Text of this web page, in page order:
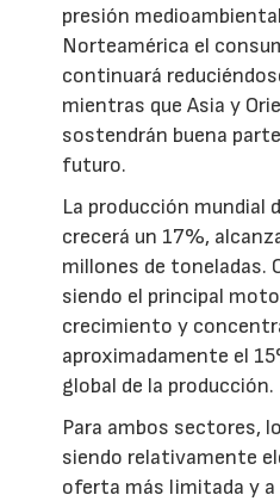
presión
Norteamérica el
continuará
mientras que Asia y
sostendrán buena
futuro.
La producción mundial
crecerá un 17%,
millones de toneladas.
siendo el principal
crecimiento y
aproximadamente el
global de la producción.
Para ambos sectores,
siendo relativamente
oferta más limitada y